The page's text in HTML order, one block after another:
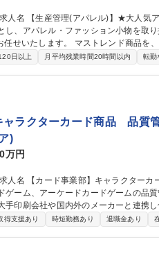
し、アパレル・ファッション小物を取
様々な生産戦略を通して安定した品質、低コ
を構築する事が当ポジションのミッシ
日以上 月平均残業時間20時間以内 転勤
ャラクターカード商品 品質
)
万円
、アーケードカードゲームの品質管理を担当
手印刷会社や国内外のメーカーと連携
カード商品 品質管理担当★シェア
得支援あり 時短勤務あり 退職金あり